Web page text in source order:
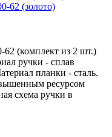
62 (золото)
(комплект из 2 шт.)
ручки - сплав
планки - сталь.
ресурсом
схема ручки в